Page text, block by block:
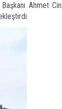
Ahmet Cin